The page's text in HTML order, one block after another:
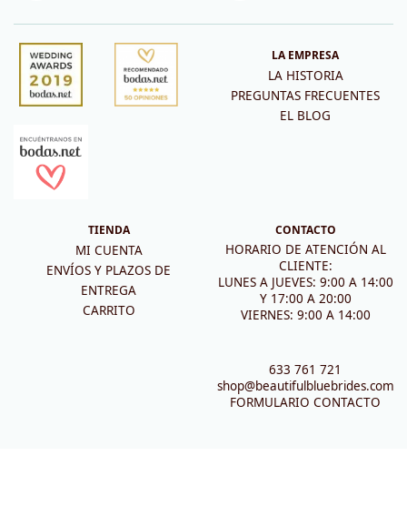
LA EMPRESA
LA HISTORIA
PREGUNTAS FRECUENTES
EL BLOG
TIENDA
MI CUENTA
ENVÍOS Y PLAZOS DE
ENTREGA
CARRITO
CONTACTO
HORARIO DE ATENCIÓN AL
CLIENTE:
LUNES A JUEVES: 9:00 A 14:00
Y 17:00 A 20:00
VIERNES: 9:00 A 14:00
633 761 721
shop@beautifulbluebrides.com
FORMULARIO CONTACTO